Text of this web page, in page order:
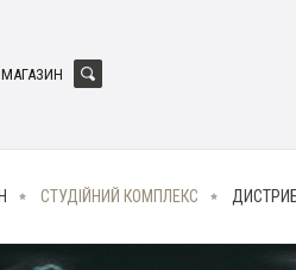
МАГАЗИН
СТУДІЙНИЙ КОМПЛЕКС